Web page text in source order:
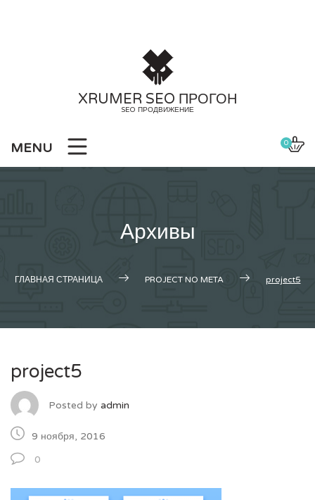
XRUMER SEO ПРОГОН
SEO ПРОДВИЖЕНИЕ
MENU 0
Архивы
ГЛАВНАЯ СТРАНИЦА PROJECT NO META project5
project5
Posted by admin
9 ноября, 2016
0